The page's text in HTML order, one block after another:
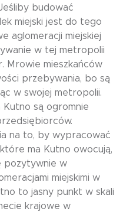
budować
miejski jest do tego
aglomeracji miejskiej
w tej metropolii
Mrowie mieszkańców
przebywania, bo są
w swojej metropolii.
Kutno są ogromnie
na to, by wypracować
ma Kutno owocują,
pozytywnie w
miejskimi w
to jasny punkt w skali
krajowe w